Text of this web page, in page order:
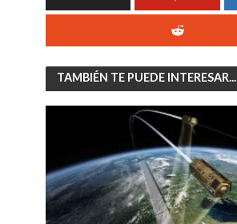
TAMBIÉN TE PUEDE INTERESAR...